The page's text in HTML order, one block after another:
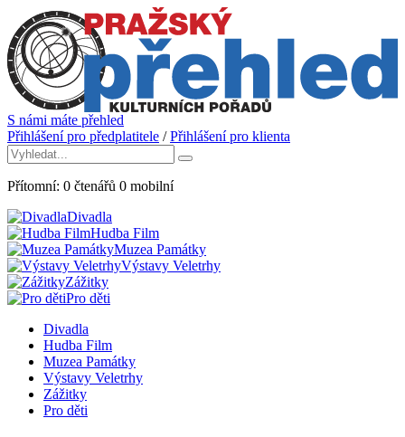
S námi máte přehled
Přihlášení pro předplatitele /Přihlášení pro klienta
Přítomní: 0 čtenářů 0 mobilní
Divadla
Hudba Film
Muzea Památky
Výstavy Veletrhy
Zážitky
Pro děti
Divadla
Hudba Film
Muzea Památky
Výstavy Veletrhy
Zážitky
Pro děti